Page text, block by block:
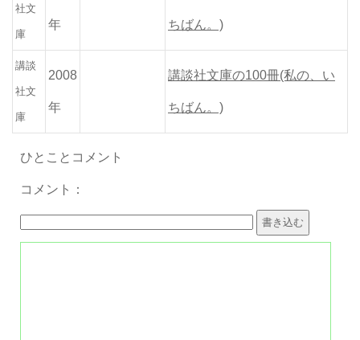
社文
庫
年 ちばん。)
講談
社文
庫
2008
年
講談社文庫の100冊(私の、い
ちばん。)
ひとことコメント
コメント：